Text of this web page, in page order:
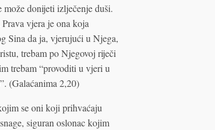
donijeti izlječenje duši.
vjera je ona koja
Sina da ja, vjerujući u Njega,
trebam po Njegovoj riječi
trebam “provoditi u vjeri u
(Galaćanima 2,20)
se oni koji prihvaćaju
siguran oslonac kojim